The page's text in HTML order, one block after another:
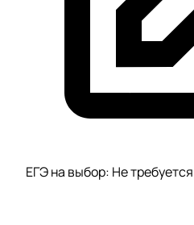
ЕГЭ на выбор: Не требуется